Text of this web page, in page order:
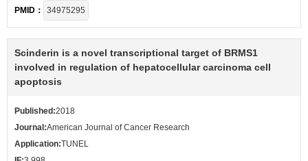
PMID：
34975295
Scinderin is a novel transcriptional target of BRMS1
involved in regulation of hepatocellular carcinoma cell
apoptosis
Published:2018
Journal:American Journal of Cancer Research
Application:TUNEL